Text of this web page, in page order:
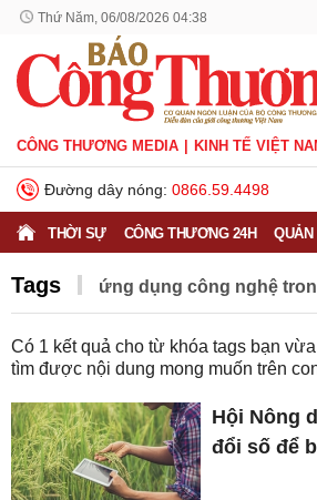
Thứ Năm, 06/08/2026 04:38
CÔNG THƯƠNG MEDIA KINH TẾ VIỆT
Đường dây nóng: 0866.59.4498
THỜI SỰ CÔNG THƯƠNG 24H QUẢN
Tags ứng dụng công nghệ
Có 1 kết quả cho từ khóa tags bạn
tìm được nội dung mong muốn trên
Hội Nông
đổi số để